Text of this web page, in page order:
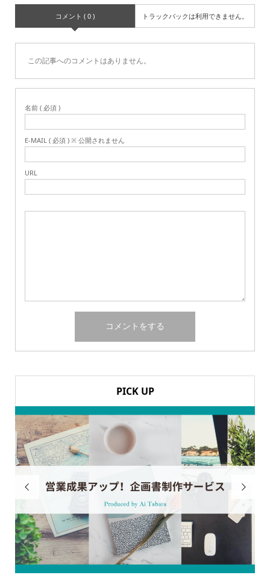
コメント ( 0 ) トラックバックは利用できません。
この記事へのコメントはありません。
名前 ( 必須 )
E-MAIL ( 必須 ) ※ 公開されません
URL
PICK UP
 